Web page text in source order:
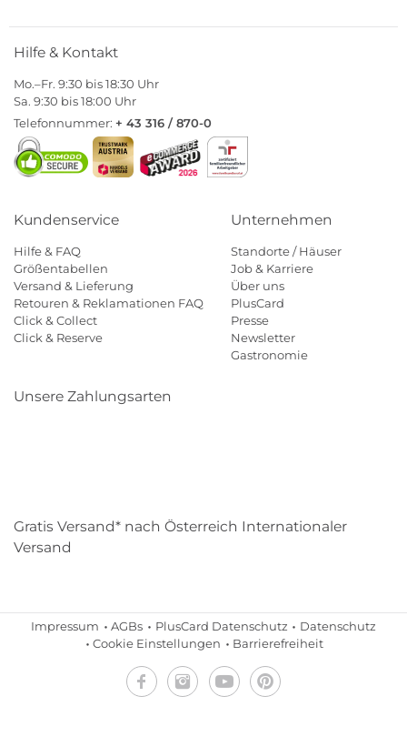
Hilfe & Kontakt
Mo.–Fr. 9:30 bis 18:30 Uhr
Sa. 9:30 bis 18:00 Uhr
Telefonnummer: + 43 316 / 870-0
Kundenservice
Hilfe & FAQ
Größentabellen
Versand & Lieferung
Retouren & Reklamationen FAQ
Click & Collect
Click & Reserve
Unternehmen
Standorte / Häuser
Job & Karriere
Über uns
PlusCard
Presse
Newsletter
Gastronomie
Unsere Zahlungsarten
Gratis Versand* nach Österreich Internationaler
Versand
Impressum AGBs PlusCard Datenschutz
Datenschutz
Cookie Einstellungen
Barrierefreiheit